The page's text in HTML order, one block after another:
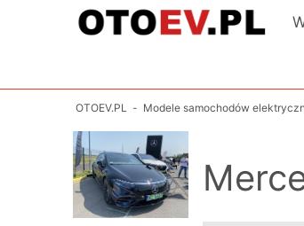
OTOEV.PL - Modele samochodów